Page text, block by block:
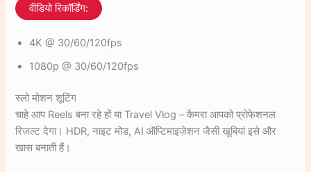
वीडियो रिकॉर्डिंग:
4K @ 30/60/120fps
1080p @ 30/60/120fps
स्लो मोशन शूटिंग
चाहे आप Reels बना रहे हों या Travel Vlog – कैमरा आपको प्रोफेशनल
रिजल्ट देगा। HDR, नाइट मोड, AI ऑप्टिमाइज़ेशन जैसी खूबियां इसे और
खास बनाती हैं।